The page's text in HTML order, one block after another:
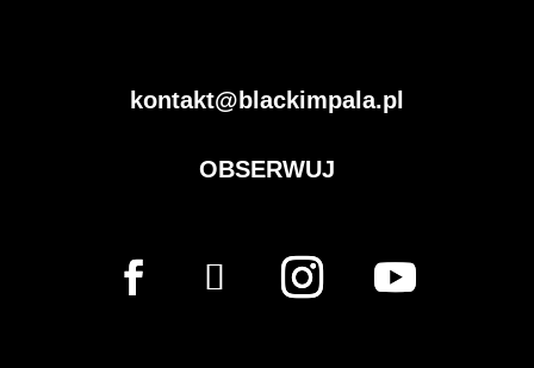
kontakt@blackimpala.pl
OBSERWUJ